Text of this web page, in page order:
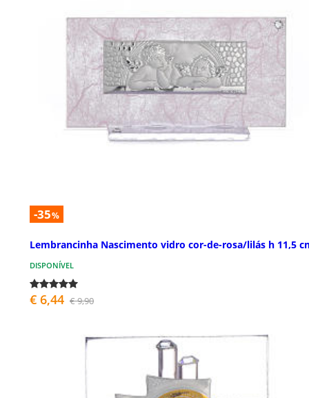
-35%
Lembrancinha Nascimento vidro cor-de-rosa/lilás h 11,5
DISPONÍVEL
€ 6,44 € 9,90